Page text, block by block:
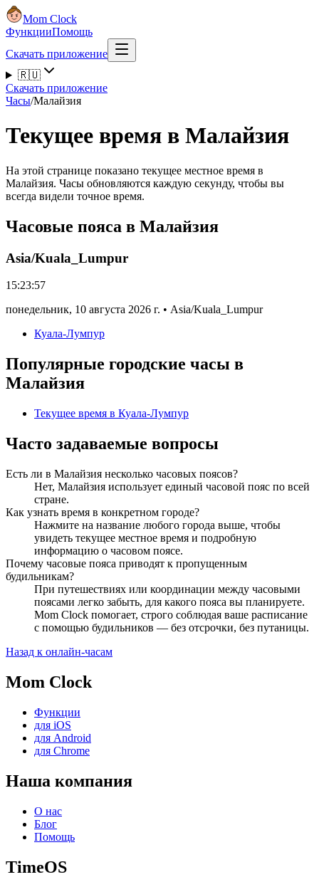
Mom Clock
ФункцииПомощь
Скачать приложение
🇷🇺
Скачать приложение
Часы/Малайзия
Текущее время в Малайзия
На этой странице показано текущее местное время в
Малайзия. Часы обновляются каждую секунду, чтобы вы
всегда видели точное время.
Часовые пояса в Малайзия
Asia/Kuala_Lumpur
15:23:57
понедельник, 10 августа 2026 г. • Asia/Kuala_Lumpur
Куала-Лумпур
Популярные городские часы в
Малайзия
Текущее время в Куала-Лумпур
Часто задаваемые вопросы
Есть ли в Малайзия несколько часовых поясов?
Нет, Малайзия использует единый часовой пояс по всей
стране.
Как узнать время в конкретном городе?
Нажмите на название любого города выше, чтобы
увидеть текущее местное время и подробную
информацию о часовом поясе.
Почему часовые пояса приводят к пропущенным
будильникам?
При путешествиях или координации между часовыми
поясами легко забыть, для какого пояса вы планируете.
Mom Clock помогает, строго соблюдая ваше расписание
с помощью будильников — без отсрочки, без путаницы.
Назад к онлайн-часам
Mom Clock
Функции
для iOS
для Android
для Chrome
Наша компания
О нас
Блог
Помощь
TimeOS